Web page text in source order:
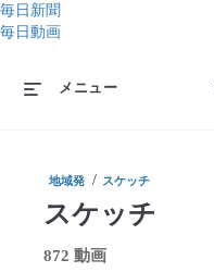
毎日新聞
毎日動画
メニュー
地域発 / スケッチ
スケッチ
872 動画